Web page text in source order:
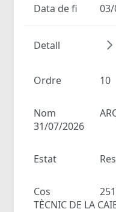
Data de fi
Detall
Ordre 10
Nom
31/07/2026
Estat
Cos
TÈCNIC DE LA